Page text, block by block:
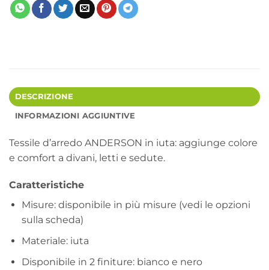
DESCRIZIONE
INFORMAZIONI AGGIUNTIVE
Tessile d’arredo ANDERSON in iuta: aggiunge colore
e comfort a divani, letti e sedute.
Caratteristiche
Misure: disponibile in più misure (vedi le opzioni
sulla scheda)
Materiale: iuta
Disponibile in 2 finiture: bianco e nero